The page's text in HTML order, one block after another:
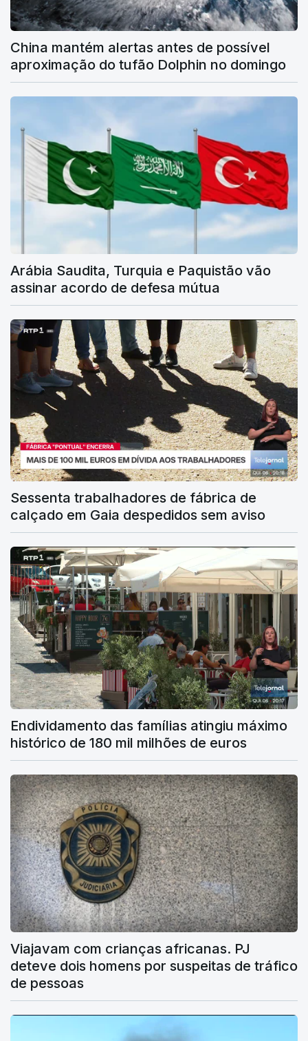
China mantém alertas antes de possível
aproximação do tufão Dolphin no domingo
Arábia Saudita, Turquia e Paquistão vão
assinar acordo de defesa mútua
Sessenta trabalhadores de fábrica de
calçado em Gaia despedidos sem aviso
Endividamento das famílias atingiu máximo
histórico de 180 mil milhões de euros
Viajavam com crianças africanas. PJ
deteve dois homens por suspeitas de tráfico
de pessoas